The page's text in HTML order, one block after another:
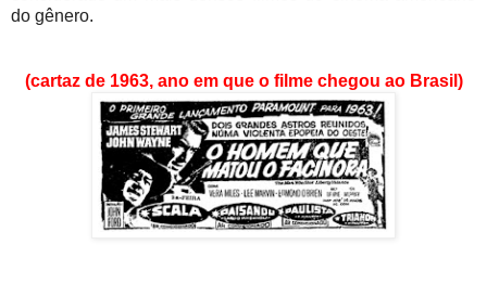
do gênero.
(cartaz de 1963, ano em que o filme chegou ao Brasil)